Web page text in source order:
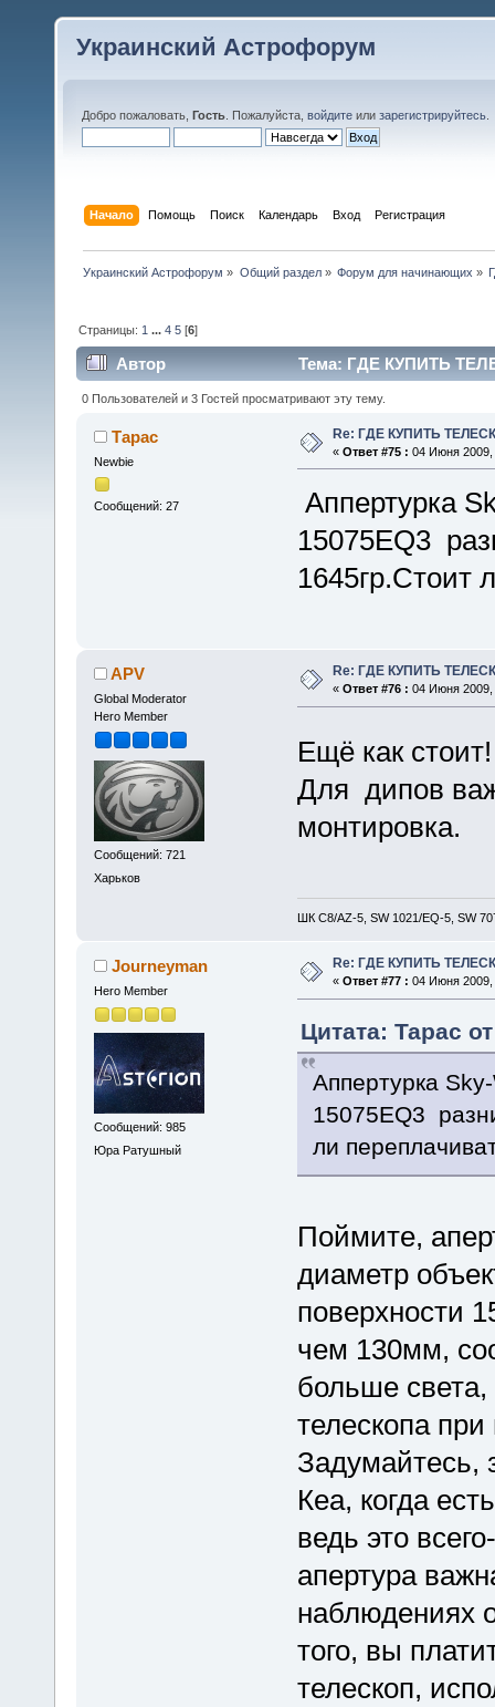
Украинский Астрофорум
Добро пожаловать, Гость . Пожалуйста, войдите или зарегистрируйтесь
Начало Помощь Поиск Календарь Вход Регистрация
Украинский Астрофорум » Общий раздел» Форум для начинающих »
Страницы: 1 ...4 5 [6]
Автор Тема: ГДЕ КУПИТЬ
0 Пользователей и 3 Гостей просматривают эту тему.
Тарас
Newbie
Сообщений: 27
Re: ГДЕ КУПИТЬ
« Ответ #75 : 04 Июня 2009,
Аппертурка
15075EQ3
1645гр.Стоит
APV
Global Moderator
Hero Member
Сообщений: 721
Харьков
Re: ГДЕ КУПИТЬ
« Ответ #76 : 04 Июня 2009,
Ещё как
Для дипов
монтировка.
ШК С8/AZ-5, SW 1021/EQ-5, SW
Journeyman
Hero Member
Сообщений: 985
Юра Ратушный
Re: ГДЕ КУПИТЬ
« Ответ #77 : 04 Июня 2009,
Цитата: Тарас
Аппертурка
15075EQ3
ли
Поймите,
диаметр
поверхности
чем 130мм,
больше
телескопа
Задумайтесь,
Кеа, когда
ведь это
апертура
наблюдениях
того, вы
телескоп,